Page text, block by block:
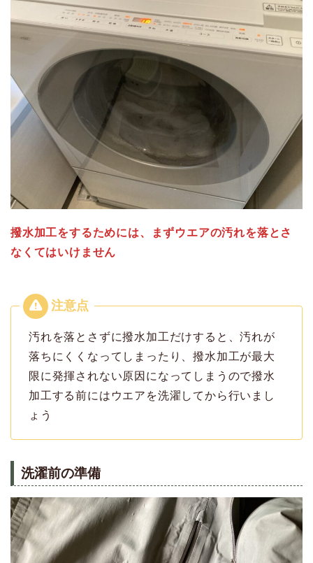
撥水加工をするためには、まずウエアの汚れを落とさ
なくてはいけません
汚れを落とさずに撥水加工だけすると、汚れが
落ちにくくなってしまったり、撥水加工が最大
限に発揮されない原因になってしまうので撥水
加工する前にはウエアを洗濯してから行いまし
ょう
洗濯前の準備